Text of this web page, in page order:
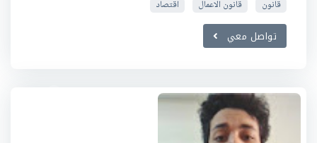
قانون قانون الاعمال اقتصاد
تواصل معي